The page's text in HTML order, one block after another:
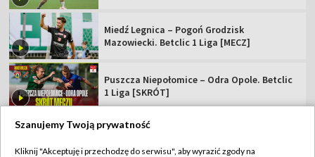
Miedź Legnica – Pogoń Grodzisk
Mazowiecki. Betclic 1 Liga [MECZ]
Puszcza Niepołomice – Odra Opole. Betclic
1 Liga [SKRÓT]
Szanujemy Twoją prywatność
Kliknij "Akceptuję i przechodzę do serwisu", aby wyrazić zgody na